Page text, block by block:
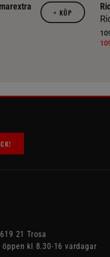
+ KÖP
21 Trosa
kl 8.30-16 vardagar